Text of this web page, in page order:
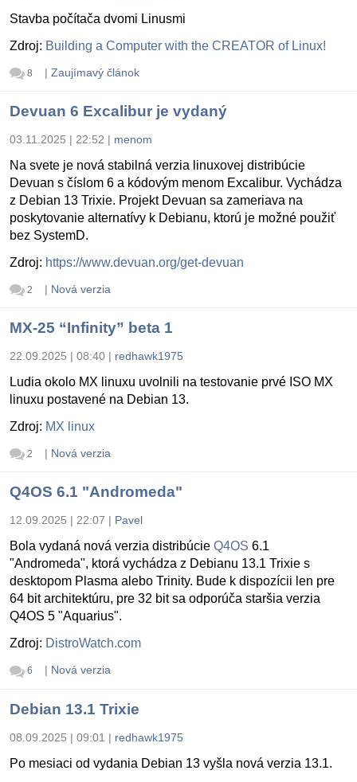
Stavba počítača dvomi Linusmi
Zdroj: Building a Computer with the CREATOR of Linux!
8 | Zaujímavý článok
Devuan 6 Excalibur je vydaný
03.11.2025 | 22:52 | menom
Na svete je nová stabilná verzia linuxovej distribúcie
Devuan s číslom 6 a kódovým menom Excalibur. Vychádza
z Debian 13 Trixie. Projekt Devuan sa zameriava na
poskytovanie alternatívy k Debianu, ktorú je možné použiť
bez SystemD.
Zdroj: https://www.devuan.org/get-devuan
2 | Nová verzia
MX-25 “Infinity” beta 1
22.09.2025 | 08:40 | redhawk1975
Ludia okolo MX linuxu uvolnili na testovanie prvé ISO MX
linuxu postavené na Debian 13.
Zdroj: MX linux
2 | Nová verzia
Q4OS 6.1 "Andromeda"
12.09.2025 | 22:07 | Pavel
Bola vydaná nová verzia distribúcie Q4OS 6.1
"Andromeda", ktorá vychádza z Debianu 13.1 Trixie s
desktopom Plasma alebo Trinity. Bude k dispozícii len pre
64 bit architektúru, pre 32 bit sa odporúča staršia verzia
Q4OS 5 "Aquarius".
Zdroj: DistroWatch.com
6 | Nová verzia
Debian 13.1 Trixie
08.09.2025 | 09:01 | redhawk1975
Po mesiaci od vydania Debian 13 vyšla nová verzia 13.1.